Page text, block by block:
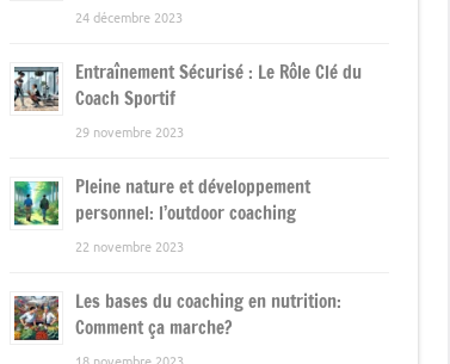
24 décembre 2023
Entraînement Sécurisé : Le Rôle Clé du
Coach Sportif
29 novembre 2023
Pleine nature et développement
personnel: l’outdoor coaching
22 novembre 2023
Les bases du coaching en nutrition:
Comment ça marche?